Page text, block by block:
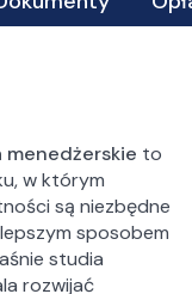
to
w którym
są niezbędne
sposobem
studia
rozwijać